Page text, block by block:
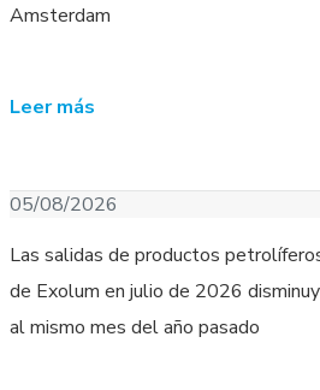
Amsterdam
Leer más
05/08/2026
Las salidas de productos
de Exolum en julio de 2026
al mismo mes del año pasado